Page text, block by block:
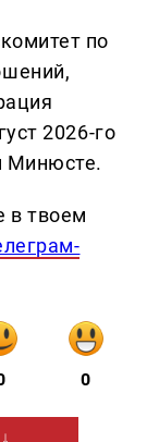
по
2026-го
Минюсте.
в твоем
0